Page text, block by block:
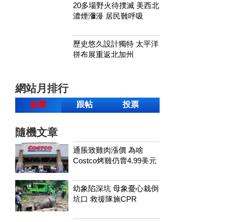
20多場野火待撲滅 美西北
濃煙瀰漫 居民難呼吸
歷史悠久設計獨特 太平洋
拼布展重返北加州
網站月排行
點擊 跟帖 投票
隨機文章
通脹致雞肉漲價 為啥
Costco烤雞仍賣4.99美元
幼象陷深坑 母象憂心栽倒
坑口 救援隊施CPR